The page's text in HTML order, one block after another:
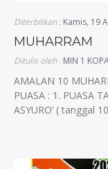
Diterbitkan :Kamis, 19
MUHARRAM
Ditulis oleh :MIN 1
AMALAN 10
PUASA : 1. PUASA
ASYURO’ ( tanggal